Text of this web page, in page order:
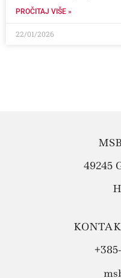
PROČITAJ VIŠE »
22/01/2026
49245